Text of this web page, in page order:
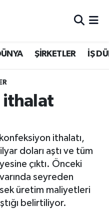
ŞİRKETLER İŞ
ithalat
ithalatı,
doları aştı ve tüm
çıktı. Önceki
seyreden
üretim maliyetleri
belirtiliyor.